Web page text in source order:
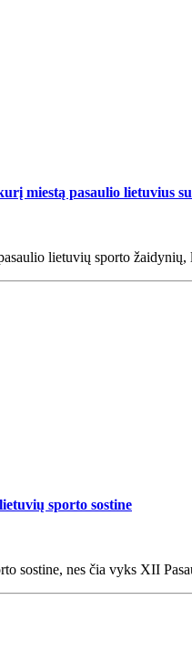
miestą pasaulio lietuvius
lietuvių sporto
sporto sostine
sostine, nes čia vyks XII